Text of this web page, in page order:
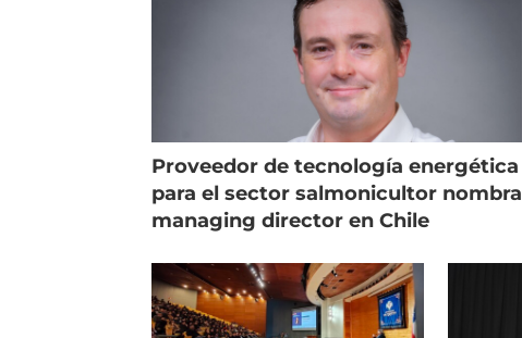
Proveedor de tecnología energética
para el sector salmonicultor nombra
managing director en Chile